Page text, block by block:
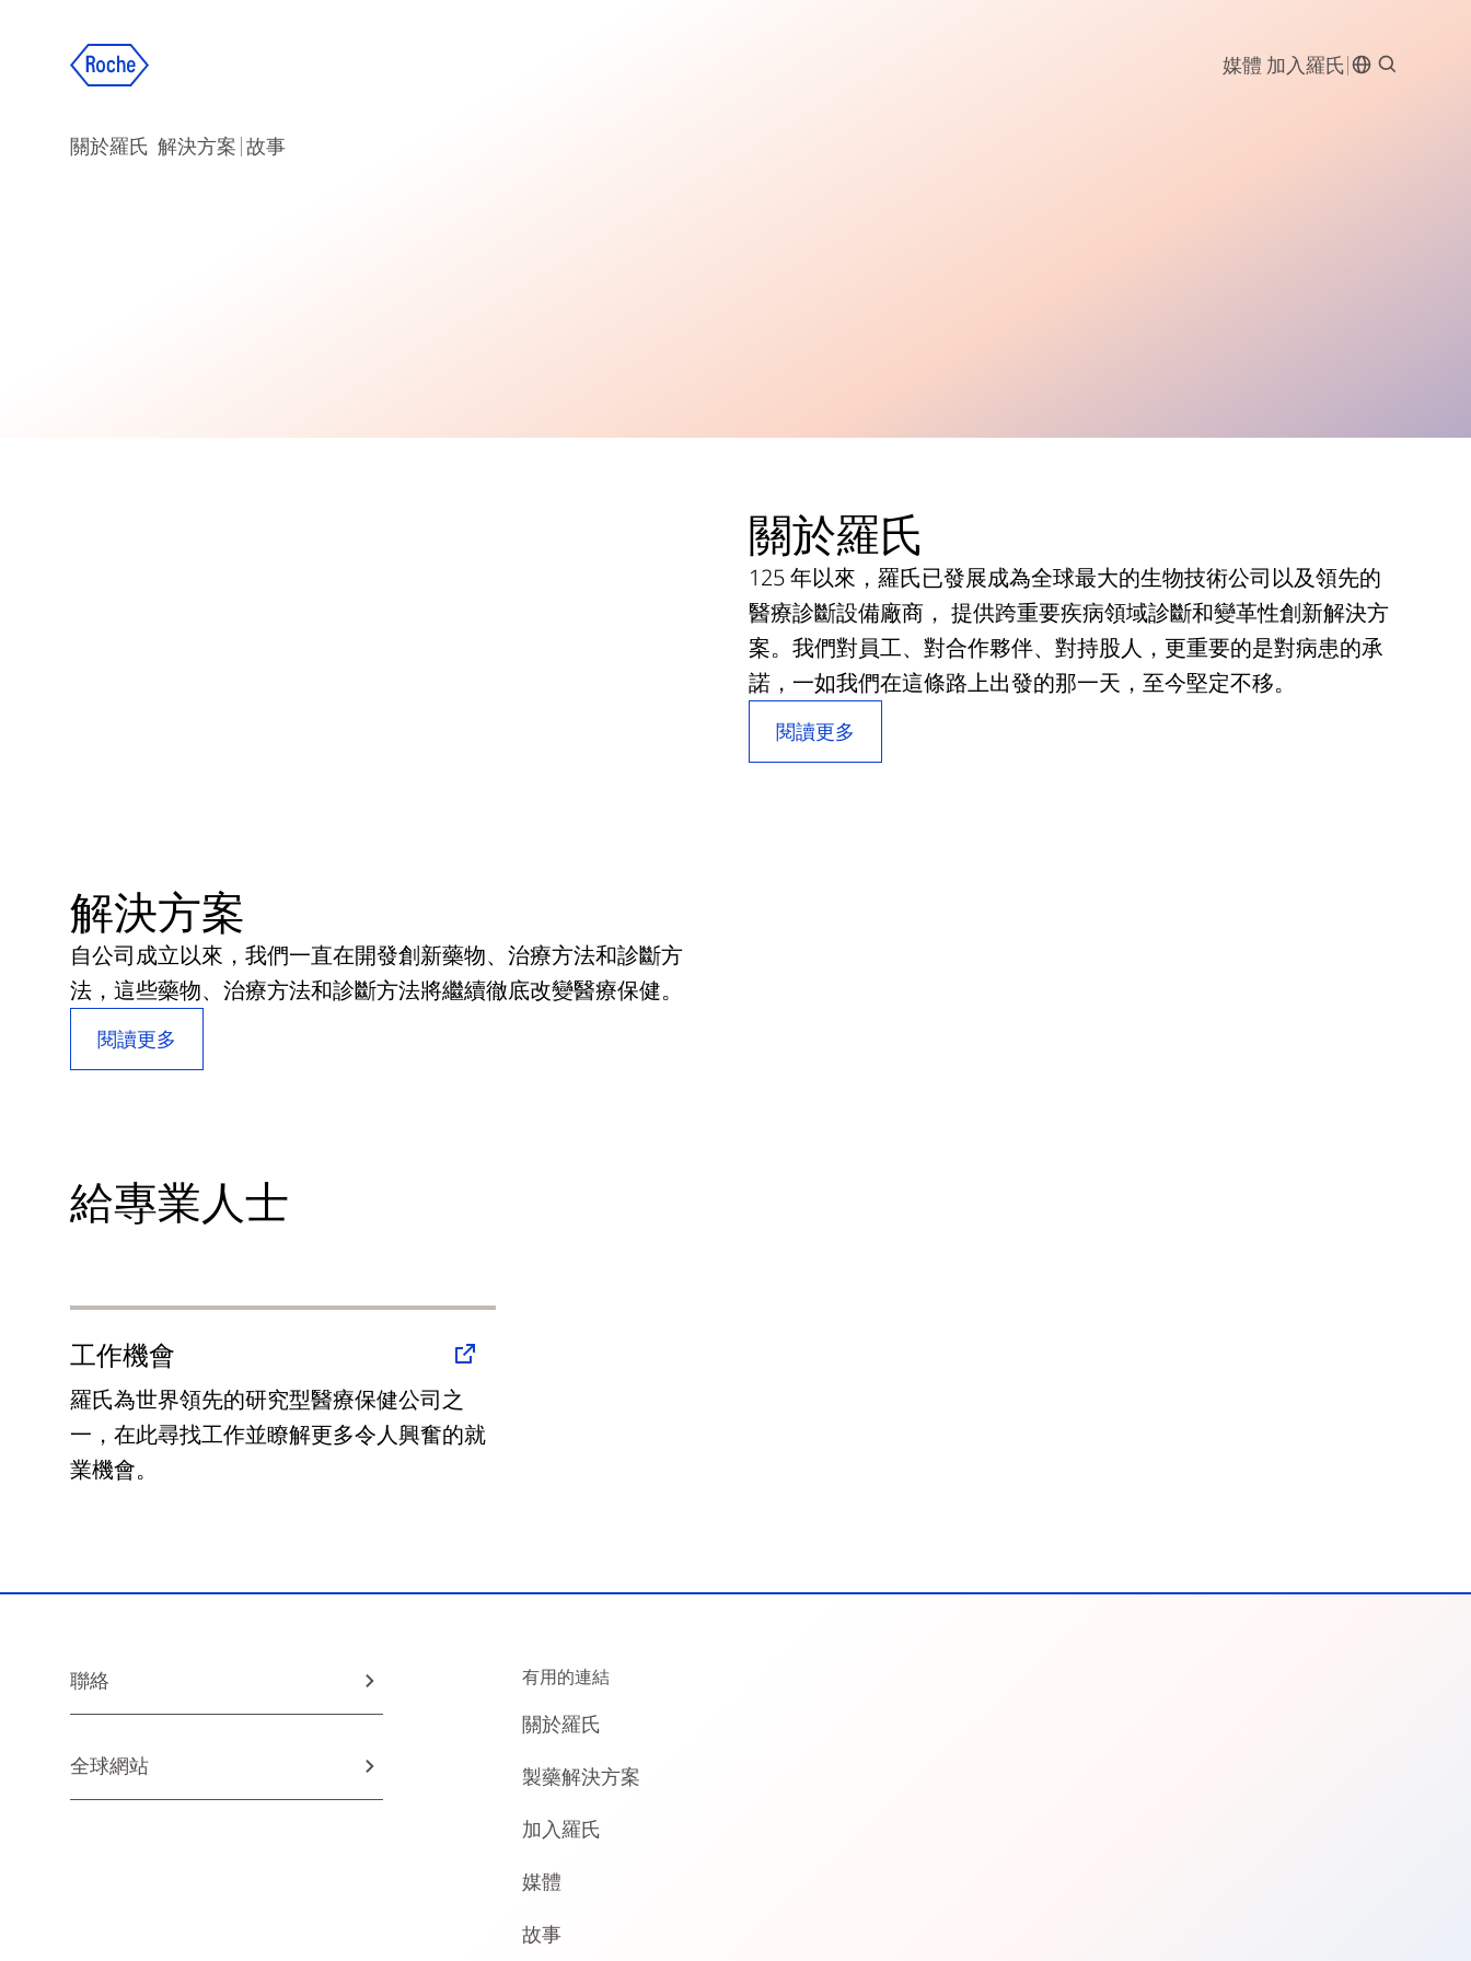
媒體 加入羅氏
關於羅氏 解決方案 故事
關於羅氏
​125 年以來，羅氏已發展成為全球最大的生物技術公司以及領先的
醫療診斷設備廠商， 提供跨重要疾病領域診斷和變革性創新解決方
案。我們對員工、對合作夥伴、對持股人，更重要的是對病患的承
諾，一如我們在這條路上出發的那一天，至今堅定不移。
閱讀更多
解決方案
自公司成立以來，我們一直在開發創新藥物、治療方法和診斷方
法，這些藥物、治療方法和診斷方法將繼續徹底改變醫療保健。
閱讀更多
給專業人士
工作機會
羅氏為世界領先的研究型醫療保健公司之
一，在此尋找工作並瞭解更多令人興奮的就
業機會。
聯絡
全球網站
有用的連結
關於羅氏
製藥解決方案
加入羅氏
媒體
故事